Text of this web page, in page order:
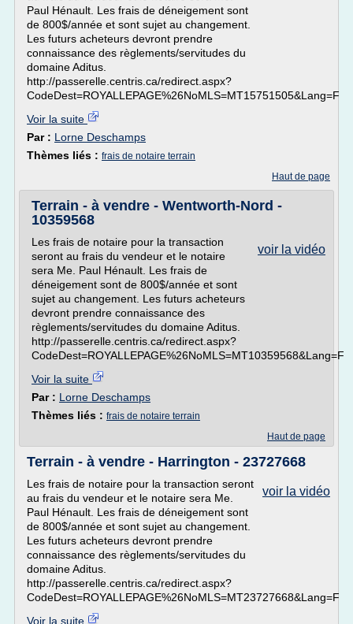
Paul Hénault. Les frais de déneigement sont
de 800$/année et sont sujet au changement.
Les futurs acheteurs devront prendre
connaissance des règlements/servitudes du
domaine Aditus.
http://passerelle.centris.ca/redirect.aspx?
CodeDest=ROYALLEPAGE%26NoMLS=MT15751505&Lang=F
Voir la suite
Par : Lorne Deschamps
Thèmes liés : frais de notaire terrain
Haut de page
Terrain - à vendre - Wentworth-Nord -
10359568
voir la vidéo
Les frais de notaire pour la transaction
seront au frais du vendeur et le notaire
sera Me. Paul Hénault. Les frais de
déneigement sont de 800$/année et sont
sujet au changement. Les futurs acheteurs
devront prendre connaissance des
règlements/servitudes du domaine Aditus.
http://passerelle.centris.ca/redirect.aspx?
CodeDest=ROYALLEPAGE%26NoMLS=MT10359568&Lang=F
Voir la suite
Par : Lorne Deschamps
Thèmes liés : frais de notaire terrain
Haut de page
Terrain - à vendre - Harrington - 23727668
voir la vidéo
Les frais de notaire pour la transaction seront
au frais du vendeur et le notaire sera Me.
Paul Hénault. Les frais de déneigement sont
de 800$/année et sont sujet au changement.
Les futurs acheteurs devront prendre
connaissance des règlements/servitudes du
domaine Aditus.
http://passerelle.centris.ca/redirect.aspx?
CodeDest=ROYALLEPAGE%26NoMLS=MT23727668&Lang=F
Voir la suite